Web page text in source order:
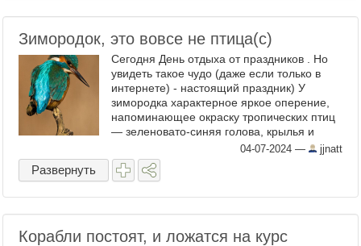
Зимородок, это вовсе не птица(с)
Сегодня День отдыха от праздников . Но
увидеть такое чудо (даже если только в
интернете) - настоящий праздник) У
зимородка характерное яркое оперение,
напоминающее окраску тропических птиц
— зеленовато-синяя голова, крылья и
спина, и ярко-рыжий живот, мелкие
крапинки на темно-синей ...
04-07-2024 — jjnatt
Развернуть
Корабли постоят, и ложатся на курс